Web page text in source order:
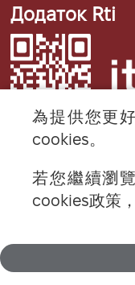
Додаток Rti
© 2024 RTI
為提供您更
cookies。
若您繼續瀏
cookies政策